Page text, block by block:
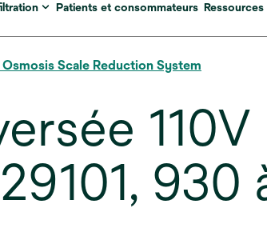
onglet
Patients et consommateurs Ressources
Scale Reduction System
110V
930